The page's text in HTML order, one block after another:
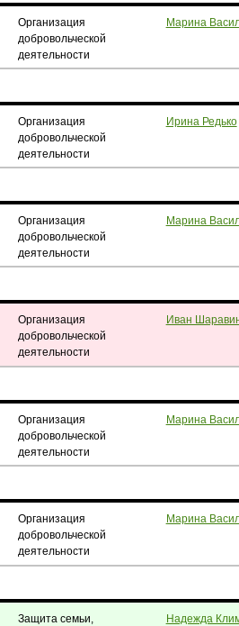
Организация
добровольческой
деятельности
Марина
Организация
добровольческой
деятельности
Ирина Редько
Организация
добровольческой
деятельности
Марина
Организация
добровольческой
деятельности
Иван
Организация
добровольческой
деятельности
Марина
Организация
добровольческой
деятельности
Марина
Защита семьи,
Надежда